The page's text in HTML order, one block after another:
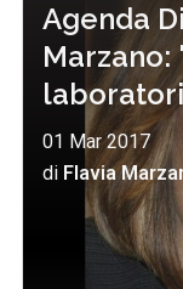
Agenda
Marzano:
01 Mar 2017
di Flavia